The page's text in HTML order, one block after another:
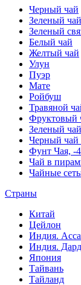
Черный чай
Зеленый чай
Зеленый
Белый чай
Желтый чай
Улун
Пуэр
Мате
Ройбуш
Травяной
Фруктовый
Зеленый
Черный чай
Фунт Чая, -
Чай в
Чайные
Страны
Китай
Цейлон
Индия.
Индия.
Япония
Тайвань
Тайланд